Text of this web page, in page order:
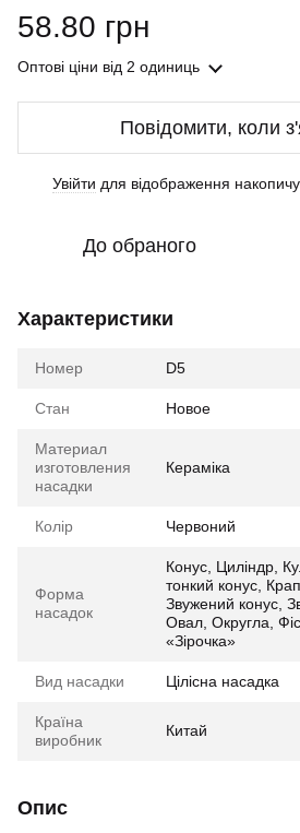
58.80 грн
Оптові ціни від 2 одиниць
Повідомити, коли
Увійти для відображення
До обраного
Характеристики
Номер D5
Стан Новое
Материал
изготовления
насадки
Кераміка
Колір Червоний
Форма
насадок
Конус, Циліндр,
тонкий конус,
Звужений конус,
Овал, Округла,
«Зірочка»
Вид насадки Цілісна насадка
Країна
виробник
Китай
Опис